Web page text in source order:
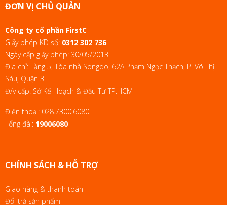
ĐƠN VỊ CHỦ QUẢN
Công ty cổ phần FirstC
Giấy phép KD số: 0312 302 736
Ngày cấp giấy phép: 30/05/2013
Địa chỉ: Tầng 5, Tòa nhà Songdo, 62A Phạm Ngọc Thạch, P. Võ Thị
Sáu, Quận 3
Đ/v cấp: Sở Kế Hoạch & Đầu Tư TP.HCM
Điện thoại: 028.7300.6080
Tổng đài: 19006080
CHÍNH SÁCH & HỖ TRỢ
Giao hàng & thanh toán
Đổi trả sản phẩm